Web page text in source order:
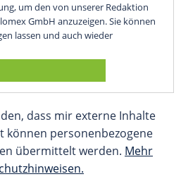
um den von unserer Redaktion
GmbH anzuzeigen. Sie können
lassen und auch wieder
dass mir externe Inhalte
können personenbezogene
übermittelt werden. Mehr